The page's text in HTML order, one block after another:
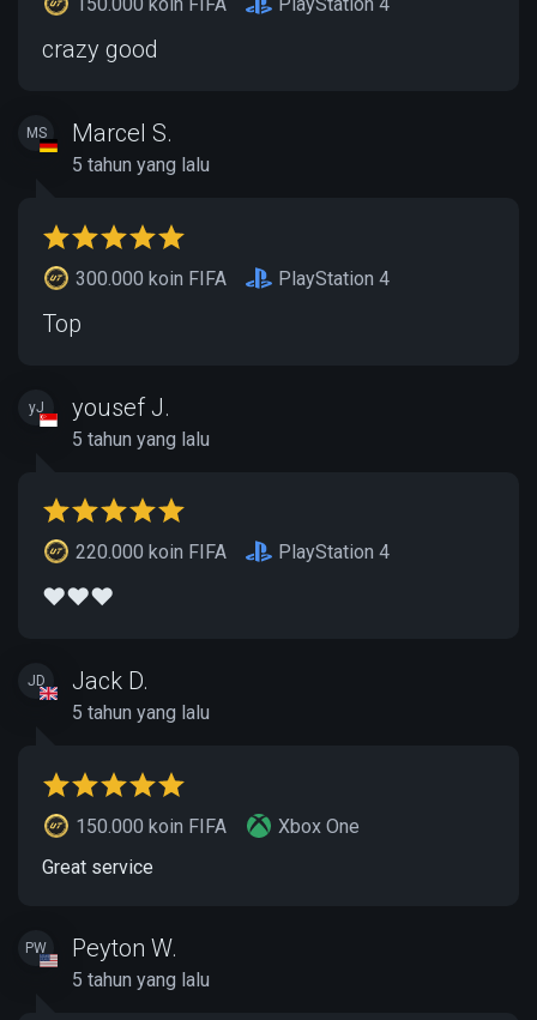
crazy good
MS Marcel S.
5 tahun yang lalu
300.000 koin FIFA PlayStation 4
Top
yJ yousef J.
5 tahun yang lalu
220.000 koin FIFA PlayStation 4
❤️❤️❤️
JD Jack D.
5 tahun yang lalu
150.000 koin FIFA
Xbox One
Great service
PW Peyton W.
5 tahun yang lalu